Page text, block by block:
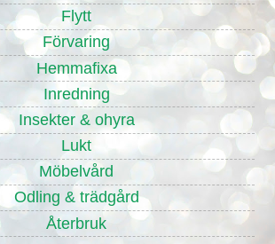
Flytt
Förvaring
Hemmafixa
Inredning
Insekter & ohyra
Lukt
Möbelvård
Odling & trädgård
Återbruk